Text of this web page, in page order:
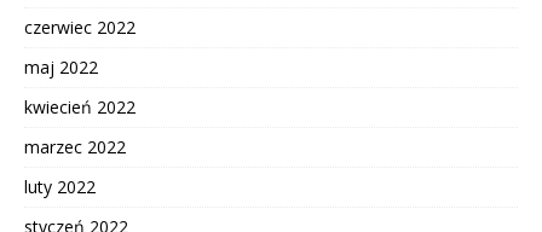
czerwiec 2022
maj 2022
kwiecień 2022
marzec 2022
luty 2022
styczeń 2022